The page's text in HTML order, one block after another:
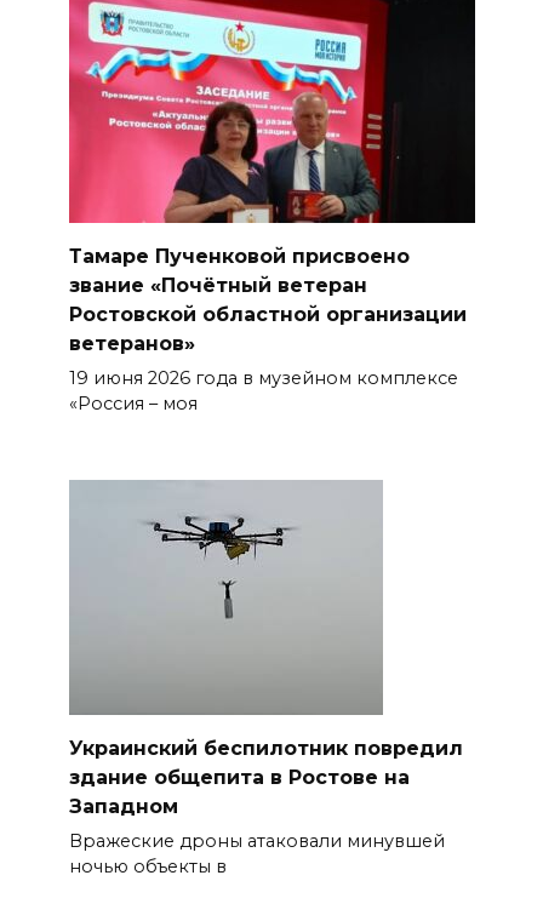
Тамаре Пученковой присвоено
звание «Почётный ветеран
Ростовской областной организации
ветеранов»
19 июня 2026 года в музейном комплексе
«Россия – моя
Украинский беспилотник повредил
здание общепита в Ростове на
Западном
Вражеские дроны атаковали минувшей
ночью объекты в